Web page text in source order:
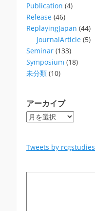
Publication (4)
Release (46)
ReplayingJapan (44)
JournalArticle (5)
Seminar (133)
Symposium (18)
未分類 (10)
アーカイブ
ア
イ
Tweets by rcgstudies